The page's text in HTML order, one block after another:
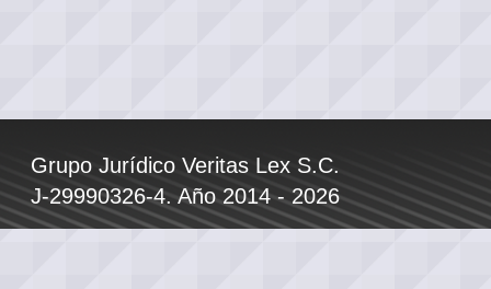
Grupo Jurídico Veritas Lex S.C.
J-29990326-4. Año 2014 - 2026